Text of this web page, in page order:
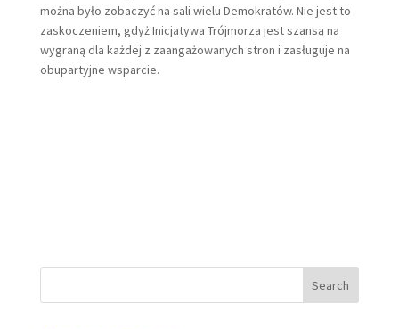
można było zobaczyć na sali wielu Demokratów. Nie jest to
zaskoczeniem, gdyż Inicjatywa Trójmorza jest szansą na
wygraną dla każdej z zaangażowanych stron i zasługuje na
obupartyjne wsparcie.
Search